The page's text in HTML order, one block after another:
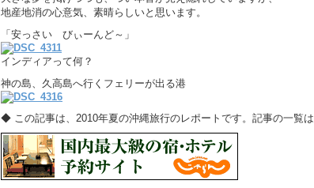
地産地消の心意気、素晴らしいと思います。
「安っさい びぃーんど～」
インディアって何？
神の島、久高島へ行くフェリーが出る港
◆ この記事は、2010年夏の沖縄旅行のレポートです。記事の一覧は